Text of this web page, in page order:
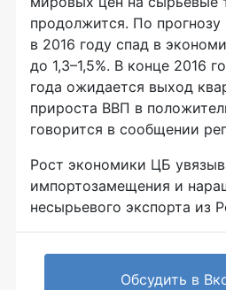
продолжится. По прогнозу
в 2016 году спад в
до 1,3–1,5%. В конце 2016
года ожидается выход
прироста ВВП в
говорится в сообщении
Рост экономики ЦБ
импортозамещения и
несырьевого экспорта из
Обсудить в